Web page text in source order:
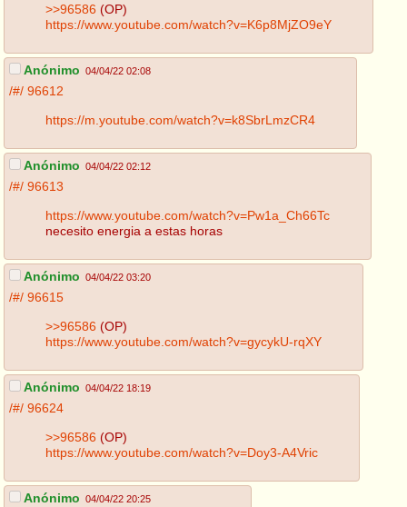
>>96586 (OP)
https://www.youtube.com/watch?v=K6p8MjZO9eY
Anónimo 04/04/22 02:08
/#/ 96612
https://m.youtube.com/watch?v=k8SbrLmzCR4
Anónimo 04/04/22 02:12
/#/ 96613
https://www.youtube.com/watch?v=Pw1a_Ch66Tc
necesito energia a estas horas
Anónimo 04/04/22 03:20
/#/ 96615
>>96586 (OP)
https://www.youtube.com/watch?v=gycykU-rqXY
Anónimo 04/04/22 18:19
/#/ 96624
>>96586 (OP)
https://www.youtube.com/watch?v=Doy3-A4Vric
Anónimo 04/04/22 20:25